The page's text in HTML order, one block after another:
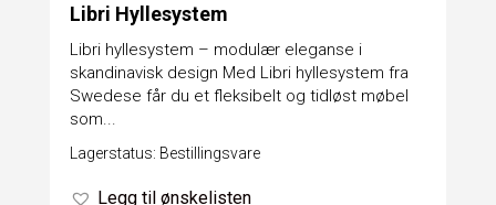
Libri Hyllesystem
Libri hyllesystem – modulær eleganse i
skandinavisk design Med Libri hyllesystem fra
Swedese får du et fleksibelt og tidløst møbel
som...
Lagerstatus: Bestillingsvare
Legg til ønskelisten